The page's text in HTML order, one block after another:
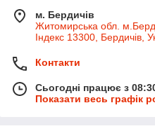
м. Бердичів
Житомирська обл.
Індекс 13300, Бердичів,
Контакти
Сьогодні працює з
Показати весь графік